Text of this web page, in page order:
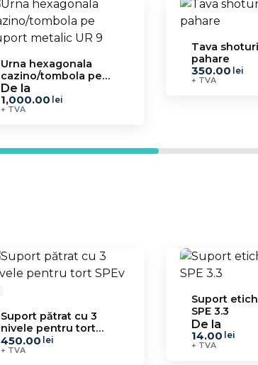
Urna hexagonala
cazino/tombola pe
suport metalic UR 9
De la
1,000.00 lei
+ TVA
Tava
pahare
350.00 lei
+ TVA
Suport pătrat cu 3
nivele pentru tort
SPEv 16
450.00 lei
+ TVA
Suport
SPE 3.3
De la
14.00 lei
+ TVA